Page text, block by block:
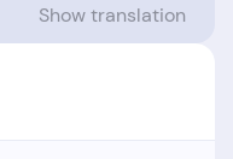
Show translation